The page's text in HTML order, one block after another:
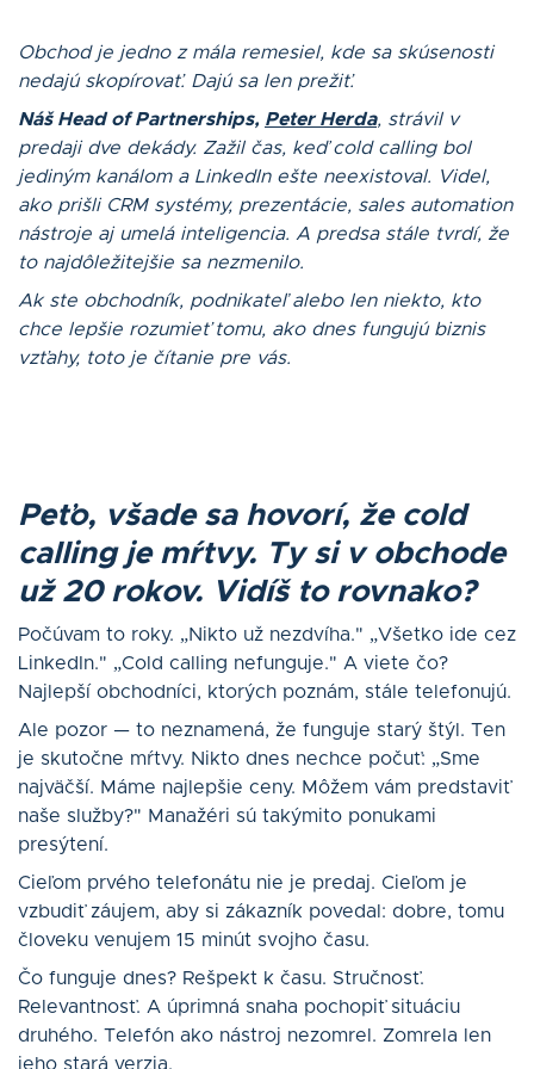
Obchod je jedno z mála remesiel, kde sa skúsenosti
nedajú skopírovať. Dajú sa len prežiť.
Náš Head of Partnerships, Peter Herda, strávil v
predaji dve dekády. Zažil čas, keď cold calling bol
jediným kanálom a LinkedIn ešte neexistoval. Videl,
ako prišli CRM systémy, prezentácie, sales automation
nástroje aj umelá inteligencia. A predsa stále tvrdí, že
to najdôležitejšie sa nezmenilo.
Ak ste obchodník, podnikateľ alebo len niekto, kto
chce lepšie rozumieť tomu, ako dnes fungujú biznis
vzťahy, toto je čítanie pre vás.
Peťo, všade sa hovorí, že cold
calling je mŕtvy. Ty si v obchode
už 20 rokov. Vidíš to rovnako?
Počúvam to roky. „Nikto už nezdvíha." „Všetko ide cez
LinkedIn." „Cold calling nefunguje." A viete čo?
Najlepší obchodníci, ktorých poznám, stále telefonujú.
Ale pozor — to neznamená, že funguje starý štýl. Ten
je skutočne mŕtvy. Nikto dnes nechce počuť: „Sme
najväčší. Máme najlepšie ceny. Môžem vám predstaviť
naše služby?" Manažéri sú takýmito ponukami
presýtení.
Cieľom prvého telefonátu nie je predaj. Cieľom je
vzbudiť záujem, aby si zákazník povedal: dobre, tomu
človeku venujem 15 minút svojho času.
Čo funguje dnes? Rešpekt k času. Stručnosť.
Relevantnosť. A úprimná snaha pochopiť situáciu
druhého. Telefón ako nástroj nezomrel. Zomrela len
jeho stará verzia.